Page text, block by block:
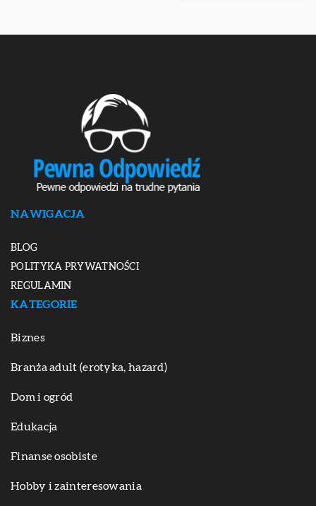
NAWIGACJA
BLOG
POLITYKA PRYWATNOŚCI
REGULAMIN
KATEGORIE
Biznes
Branża adult (erotyka, hazard)
Dom i ogród
Edukacja
Finanse osobiste
Hobby i zainteresowania